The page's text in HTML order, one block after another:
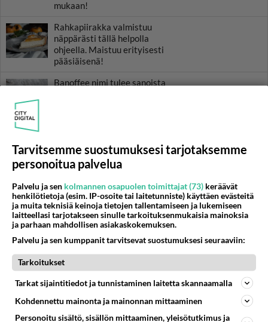
mukaan!
Rahkapiirakka valmistuu
näppärästi tällä helpolla
ohjeella. Maistuu erityisesti
pääsiäisenä!
Banoffee nimi tulee sanoista
kermavaahdon kanssa!
suulle. Koristele nonparelleilla
söpöiksi suuhun pantaviksi!
HOROSKOOPPI
8.8.2026
Tarvitsemme suostumuksesi tarjotaksemme
personoitua palvelua
Palvelu ja sen kolmannen osapuolen toimittajat (73) keräävät
henkilötietoja (esim. IP-osoite tai laitetunniste) käyttäen evästeitä
ja muita teknisiä keinoja tietojen tallentamiseen ja lukemiseen
laitteellasi tarjotakseen sinulle tarkoituksenmukaisia mainoksia
ja parhaan mahdollisen asiakaskokemuksen.
Palvelu ja sen kumppanit tarvitsevat suostumuksesi seuraaviin:
Tarkoitukset
Tarkat sijaintitiedot ja tunnistaminen laitetta skannaamalla
Kohdennettu mainonta ja mainonnan mittaaminen
Personoitu sisältö, sisällön mittaaminen, yleisötutkimus ja